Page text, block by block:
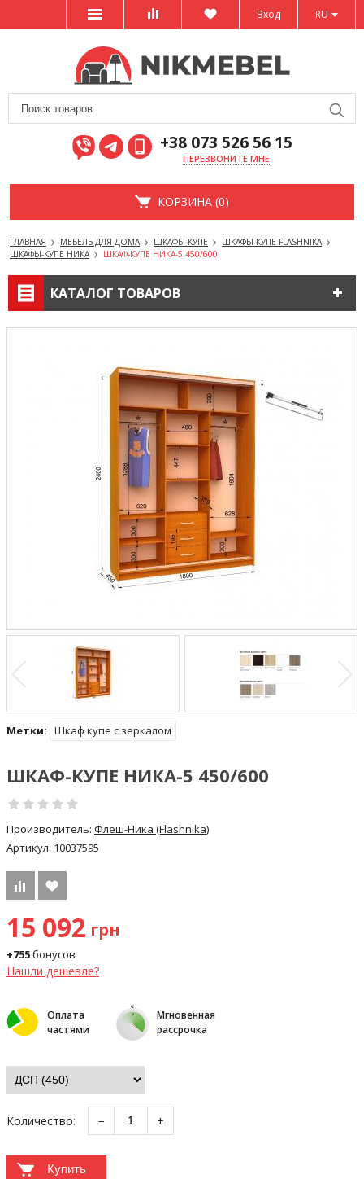
RU
Вход
+38 073 526 56 15
ПЕРЕЗВОНИТЕ МНЕ
КОРЗИНА (0)
ГЛАВНАЯ МЕБЕЛЬ ДЛЯ ДОМА ШКАФЫ-КУПЕ
ШКАФЫ-КУПЕ FLASHNIKA
ШКАФЫ-КУПЕ НИКА
ШКАФ-КУПЕ НИКА-5 450/600
КАТАЛОГ ТОВАРОВ
Метки: Шкаф купе с зеркалом
ШКАФ-КУПЕ НИКА-5 450/600
Производитель: Флеш-Ника (Flashnika)
Артикул: 10037595
15 092 грн
+755бонусов
Нашли дешевле?
Оплата
частями
Мгновенная
рассрочка
Количество: − +
Купить